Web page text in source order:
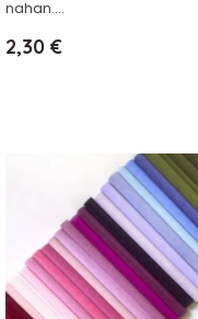
nahan....
Hinta
2,30 €